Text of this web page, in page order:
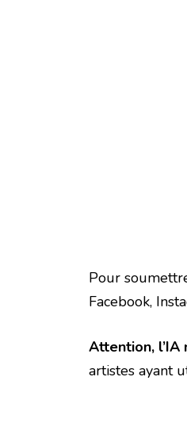
Pour
Facebook,
Attention, l’IA
artistes ayant